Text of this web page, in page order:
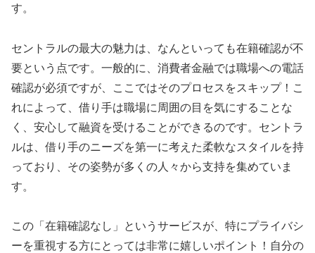
す。
セントラルの最大の魅力は、なんといっても在籍確認が不
要という点です。一般的に、消費者金融では職場への電話
確認が必須ですが、ここではそのプロセスをスキップ！こ
れによって、借り手は職場に周囲の目を気にすることな
く、安心して融資を受けることができるのです。セントラ
ルは、借り手のニーズを第一に考えた柔軟なスタイルを持
っており、その姿勢が多くの人々から支持を集めていま
す。
この「在籍確認なし」というサービスが、特にプライバシ
ーを重視する方にとっては非常に嬉しいポイント！自分の